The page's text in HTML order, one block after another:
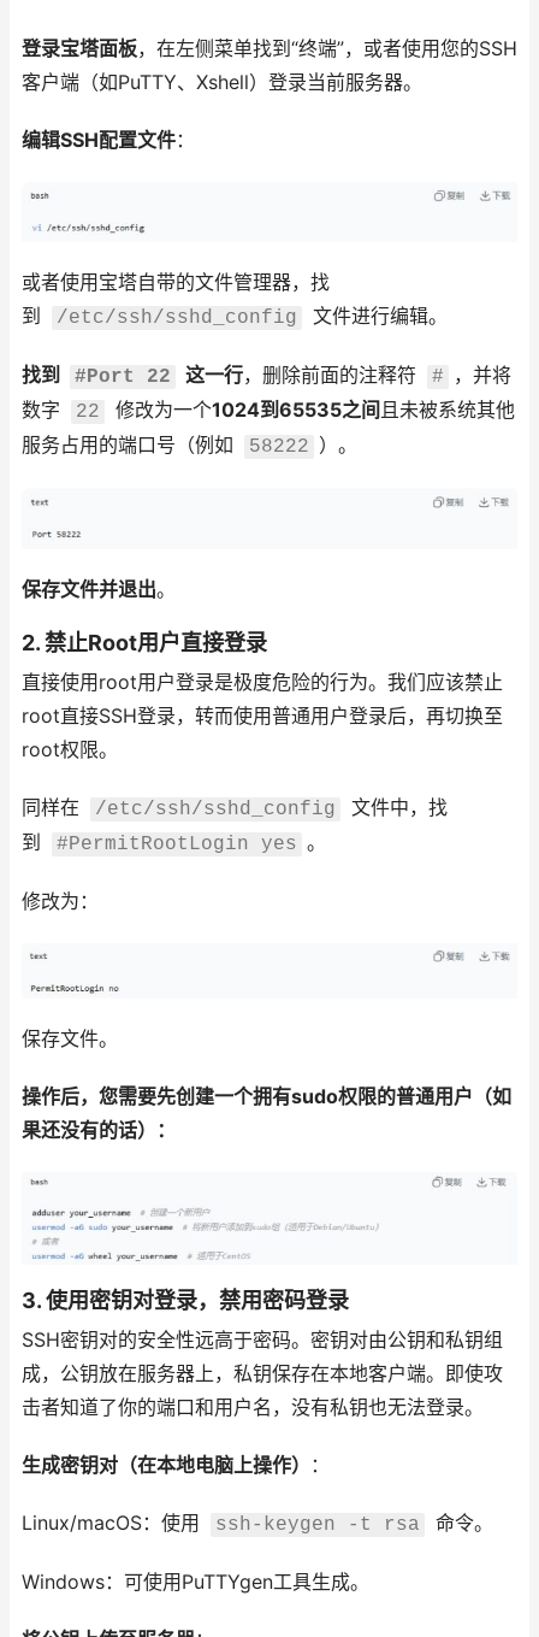
登录宝塔面板，在左侧菜单找到“终端”，或者使用您的SSH
客户端（如PuTTY、Xshell）登录当前服务器。
编辑SSH配置文件：
或者使用宝塔自带的文件管理器，找
到
/etc/ssh/sshd_config 文件进行编辑。
找到 #Port 22 这一行，删除前面的注释符 #
，并将
数字
22 修改为一个1024到65535之间且未被系统其他
服务占用的端口号（例如
58222 ）。
保存文件并退出。
2. 禁止Root用户直接登录
直接使用root用户登录是极度危险的行为。我们应该禁止
root直接SSH登录，转而使用普通用户登录后，再切换至
root权限。
同样在 /etc/ssh/sshd_config
文件中，找
到
#PermitRootLogin yes 。
修改为：
保存文件。
操作后，您需要先创建一个拥有sudo权限的普通用户（如
果还没有的话）：
3. 使用密钥对登录，禁用密码登录
SSH密钥对的安全性远高于密码。密钥对由公钥和私钥组
成，公钥放在服务器上，私钥保存在本地客户端。即使攻
击者知道了你的端口和用户名，没有私钥也无法登录。
生成密钥对（在本地电脑上操作） ：
Linux/macOS：使用 ssh-keygen -t rsa 命令。
Windows：可使用PuTTYgen工具生成。